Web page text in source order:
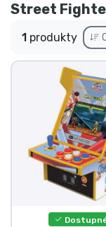
Street
1 produkty
Outlet
Preprava a
Zoradiť
Zoradiť
Zoradiť